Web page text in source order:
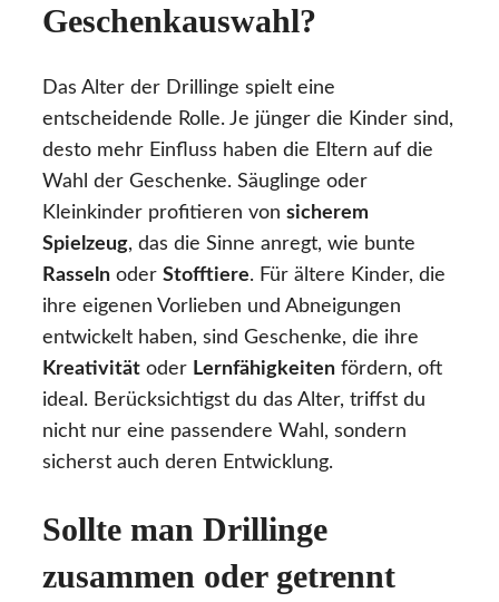
Geschenkauswahl?
Das Alter der Drillinge spielt eine
entscheidende Rolle. Je jünger die Kinder sind,
desto mehr Einfluss haben die Eltern auf die
Wahl der Geschenke. Säuglinge oder
Kleinkinder profitieren von sicherem
Spielzeug, das die Sinne anregt, wie bunte
Rasseln oder Stofftiere. Für ältere Kinder, die
ihre eigenen Vorlieben und Abneigungen
entwickelt haben, sind Geschenke, die ihre
Kreativität oder Lernfähigkeiten fördern, oft
ideal. Berücksichtigst du das Alter, triffst du
nicht nur eine passendere Wahl, sondern
sicherst auch deren Entwicklung.
Sollte man Drillinge
zusammen oder getrennt